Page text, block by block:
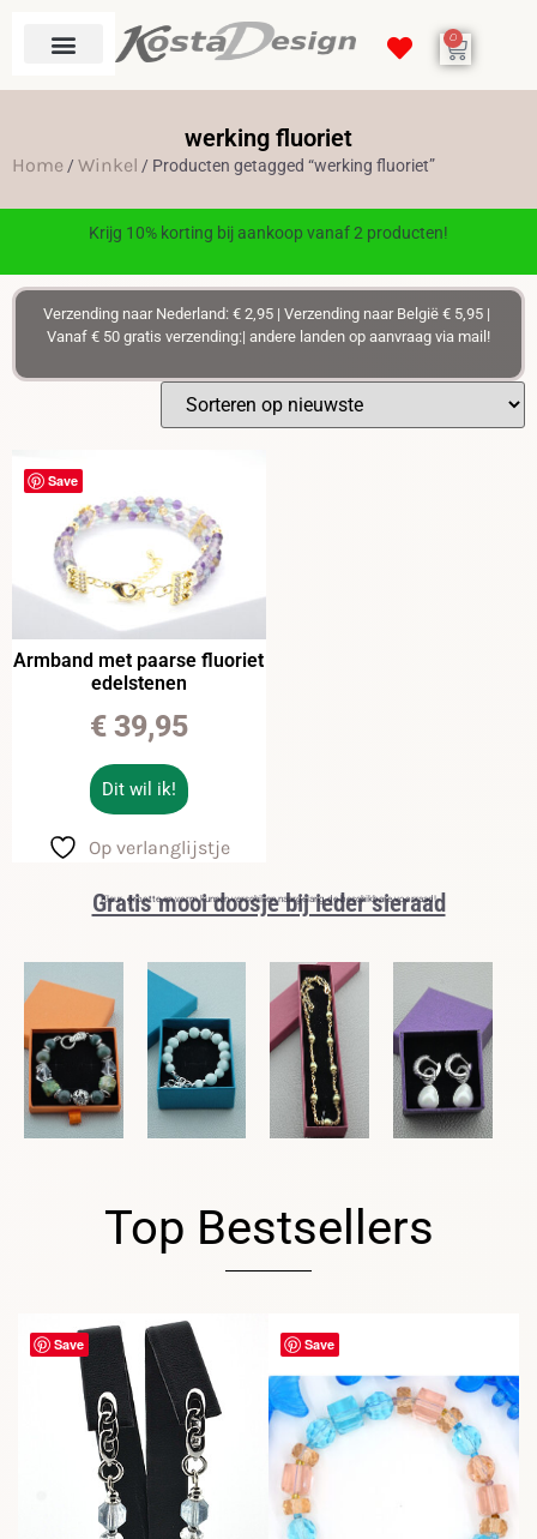
0
werking fluoriet
Home /Winkel / Producten getagged “werking fluoriet”
Krijg 10% korting bij aankoop vanaf 2 producten!
Verzending naar Nederland: € 2,95 | Verzending naar België € 5,95 |
Vanaf € 50 gratis verzending:| andere landen op aanvraag via mail!
Save
Armband met paarse fluoriet
edelstenen
€39,95
Dit wil ik!
Op verlanglijstje
Gratis mooi doosje bij ieder sieraad
Kleur, grootte en vorm kunnen verschillen naargelang de beschikbare voorraad!
Top Bestsellers
Save Save